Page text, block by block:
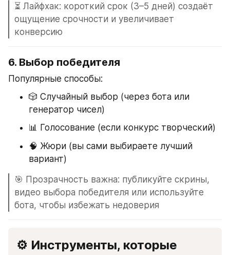
⏳ Лайфхак: короткий срок (3–5 дней) создаёт
ощущение срочности и увеличивает
конверсию
6. Выбор победителя
Популярные способы:
🎲 Случайный выбор (через бота или
генератор чисел)
📊 Голосование (если конкурс творческий)
🧠 Жюри (вы сами выбираете лучший
вариант)
🎯 Прозрачность важна: публикуйте скрины,
видео выбора победителя или используйте
бота, чтобы избежать недоверия
⚙️ Инструменты, которые